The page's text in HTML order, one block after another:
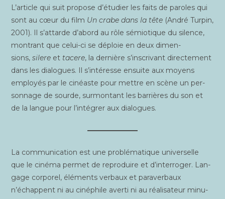
L’article qui suit pro­pose d’étudier les faits de paroles qui
sont au cœur du film Un crabe dans la tête (André Tur­pin,
2001). Il s’attarde d’abord au rôle sémio­tique du silence,
mon­trant que celui-ci se déploie en deux dimen­
sions,silere et tacere, la der­nière s’inscrivant direc­te­ment
dans les dia­logues. Il s’intéresse ensuite aux moyens
employés par le cinéaste pour mettre en scène un per­
son­nage de sourde, sur­mon­tant les bar­rières du son et
de la langue pour l’intégrer aux dialogues.
La com­mu­ni­ca­tion est une pro­blé­ma­tique uni­ver­selle
que le ciné­ma per­met de repro­duire et d’interroger. Lan­
gage cor­po­rel, élé­ments ver­baux et para­ver­baux
n’échappent ni au ciné­phile aver­ti ni au réa­li­sa­teur minu­